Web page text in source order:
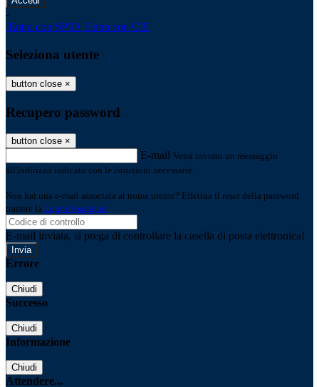
-
Entra con SPID Entra con CIE
Seleziona utente
button close ×
Recupero password
button close ×
E-mail Verrà inviato un messaggio
all'indirizzo indicato con le istruzioni necessarie.
Non hai una e-mail associata al nome utente? Effettua il reset della password
tramite la Login Spaggiari
E-mail inviata, si prega di controllare la casella di posta elettronica!
Errore
Chiudi
Successo
Chiudi
Informazione
Chiudi
Attendere...